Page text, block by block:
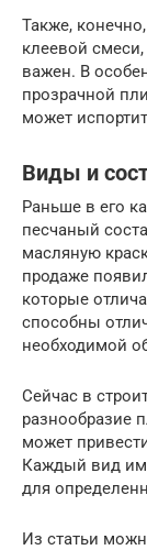
Также,
клеевой
важен. В
прозрачной
может
Виды и
Раньше в его
песчаный
масляную
продаже
которые
способны
необходимой
Сейчас в
разнообразие
может
Каждый вид
для
Из статьи